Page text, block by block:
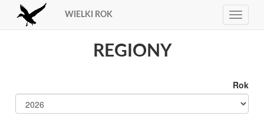
Toggle
WIELKI ROK
REGIONY
Rok